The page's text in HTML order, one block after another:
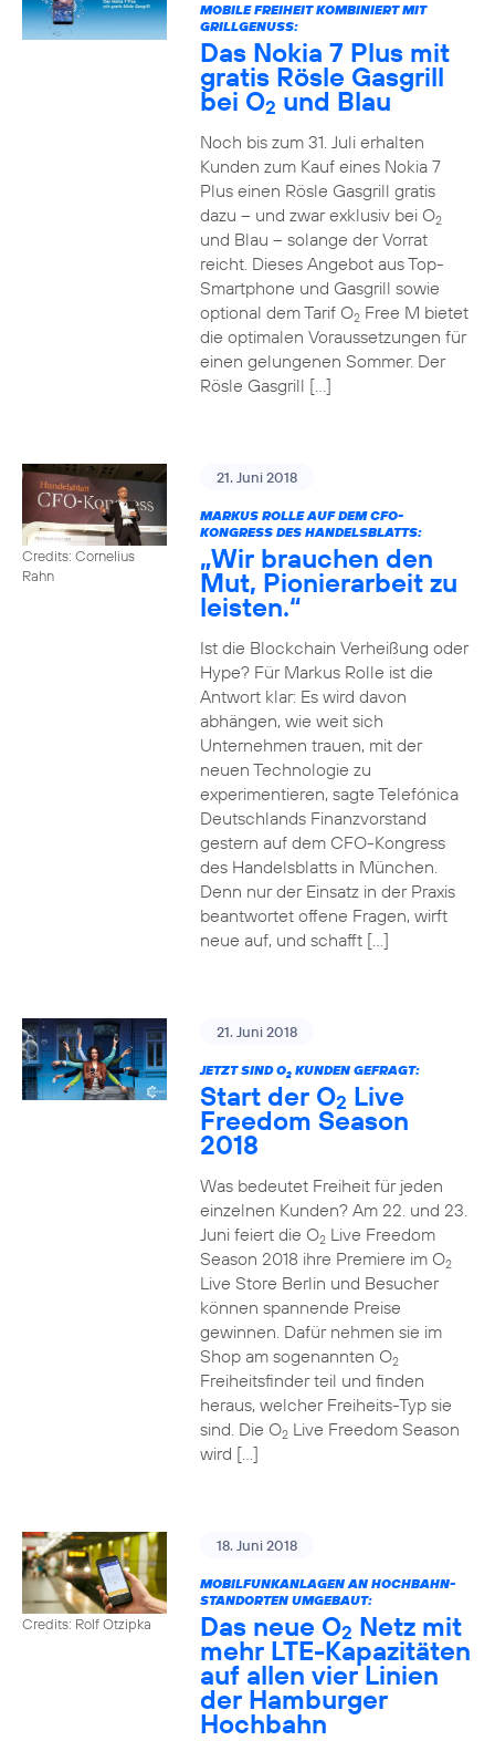
MOBILE FREIHEIT KOMBINIERT MIT
GRILLGENUSS:
Das Nokia 7 Plus mit
gratis Rösle Gasgrill
bei O2 und Blau
Noch bis zum 31. Juli erhalten
Kunden zum Kauf eines Nokia 7
Plus einen Rösle Gasgrill gratis
dazu – und zwar exklusiv bei O2
und Blau – solange der Vorrat
reicht. Dieses Angebot aus Top-
Smartphone und Gasgrill sowie
optional dem Tarif O2Free M bietet
die optimalen Voraussetzungen für
einen gelungenen Sommer. Der
Rösle Gasgrill […]
Credits: Cornelius
Rahn
21. Juni 2018
MARKUS ROLLE AUF DEM CFO-
KONGRESS DES HANDELSBLATTS:
„Wir brauchen den
Mut, Pionierarbeit zu
leisten.“
Ist die Blockchain Verheißung oder
Hype? Für Markus Rolle ist die
Antwort klar: Es wird davon
abhängen, wie weit sich
Unternehmen trauen, mit der
neuen Technologie zu
experimentieren, sagte Telefónica
Deutschlands Finanzvorstand
gestern auf dem CFO-Kongress
des Handelsblatts in München.
Denn nur der Einsatz in der Praxis
beantwortet offene Fragen, wirft
neue auf, und schafft […]
21. Juni 2018
JETZT SIND O2KUNDEN GEFRAGT:
Start der O2 Live
Freedom Season
2018
Was bedeutet Freiheit für jeden
einzelnen Kunden? Am 22. und 23.
Juni feiert die O2Live Freedom
Season 2018 ihre Premiere im O2
Live Store Berlin und Besucher
können spannende Preise
gewinnen. Dafür nehmen sie im
Shop am sogenannten O2
Freiheitsfinder teil und finden
heraus, welcher Freiheits-Typ sie
sind. Die O2Live Freedom Season
wird […]
Credits: Rolf Otzipka
18. Juni 2018
MOBILFUNKANLAGEN AN HOCHBAHN-
STANDORTEN UMGEBAUT:
Das neue O2 Netz mit
mehr LTE-Kapazitäten
auf allen vier Linien
der Hamburger
Hochbahn